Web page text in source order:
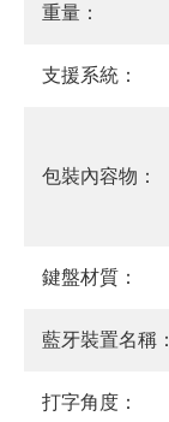
重量：
支援系統：
包裝內容物：
鍵盤材質：
藍牙裝置名稱：
打字角度：